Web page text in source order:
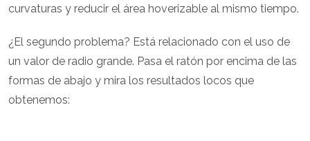
curvaturas y reducir el área hoverizable al mismo tiempo.
¿El segundo problema? Está relacionado con el uso de
un valor de radio grande. Pasa el ratón por encima de las
formas de abajo y mira los resultados locos que
obtenemos: